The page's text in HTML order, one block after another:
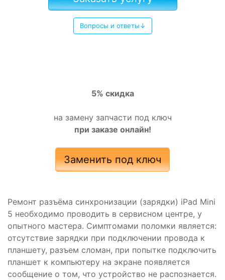
Вопросы и ответы↓
5% скидка
на замену запчасти под ключ
при заказе онлайн!
Заменить под ключ
Ремонт разъёма синхронизации (зарядки) iPad Mini
5 необходимо проводить в сервисном центре, у
опытного мастера. Симптомами поломки является:
отсутствие зарядки при подключении провода к
планшету, разъем сломан, при попытке подключить
планшет к компьютеру на экране появляется
сообщение о том, что устройство не распознается.